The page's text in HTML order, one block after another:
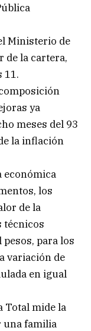
Ministerio de
de la cartera,
11.
ya
meses del 93
la inflación
económica
los
de la
técnicos
para los
variación de
en igual
Total mide la
una familia